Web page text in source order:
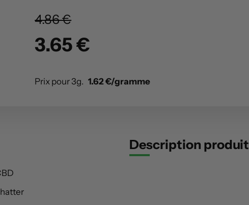
4.86 €
3.65 €
Prix pour 3g.1.62 €/gramme
Description produit